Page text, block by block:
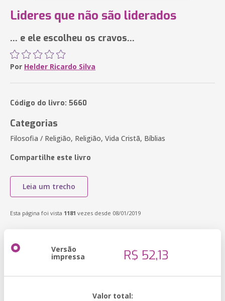
Lideres que não são liderados
... e ele escolheu os cravos...
Por Helder Ricardo Silva
Código do livro: 5660
Categorias
Filosofia / Religião, Religião, Vida Cristã, Bíblias
Compartilhe este livro
Leia um trecho
Esta página foi vista 1181 vezes desde 08/01/2019
Versão
impressa R$ 52,13
Valor total: